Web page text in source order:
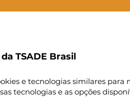
TSADE Brasil
e tecnologias similares
tecnologias e as opções